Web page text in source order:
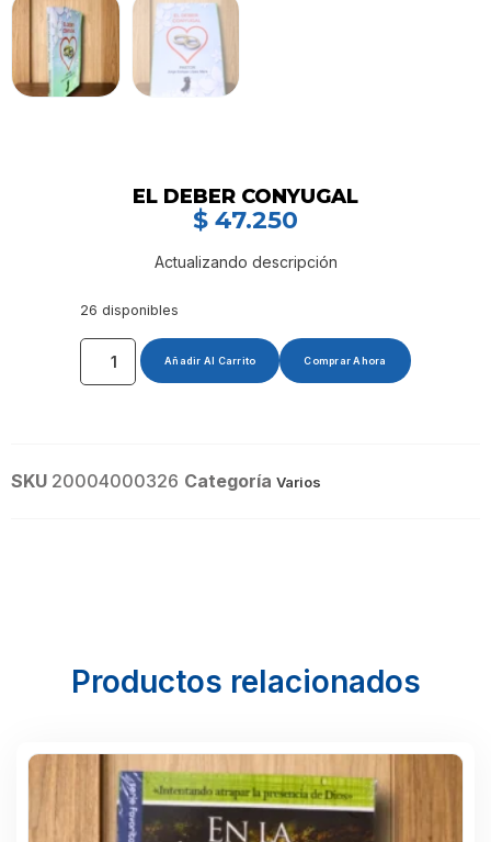
EL DEBER CONYUGAL
$ 47.250
Actualizando descripción
26 disponibles
Añadir Al Carrito Comprar Ahora
SKU 20004000326 Categoría Varios
Productos relacionados